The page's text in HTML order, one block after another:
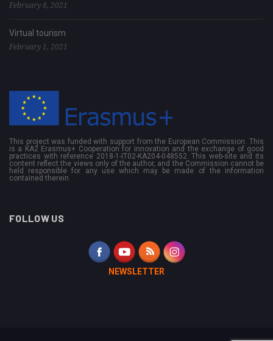
February 8, 2021
Virtual tourism
February 1, 2021
This project was funded with support from the European Commission. This
is a KA2 Erasmus+ Cooperation for innovation and the exchange of good
practices with reference 2018-1-IT02-KA204-048552. This web-site and its
content reflect the views only of the author, and the Commission cannot be
held responsible for any use which may be made of the information
contained therein
FOLLOW US
NEWSLETTER